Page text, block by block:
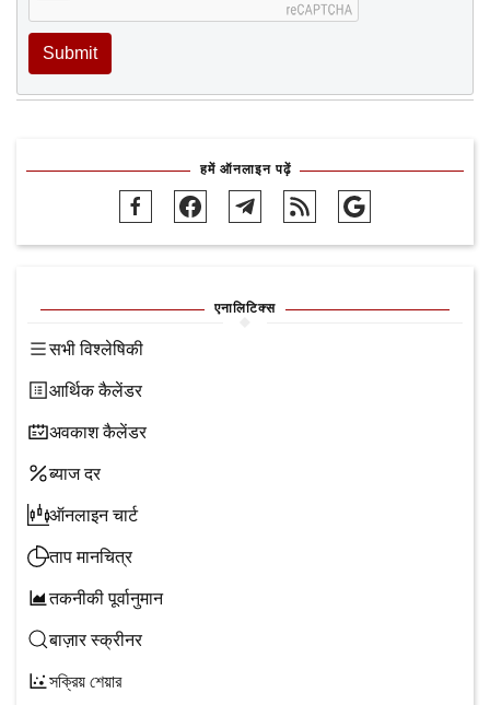
Submit
हमें ऑनलाइन पढ़ें
एनालिटिक्स
सभी विश्लेषिकी
आर्थिक कैलेंडर
अवकाश कैलेंडर
ब्याज दर
ऑनलाइन चार्ट
ताप मानचित्र
तकनीकी पूर्वानुमान
बाज़ार स्क्रीनर
সক্রিয় শেয়ার